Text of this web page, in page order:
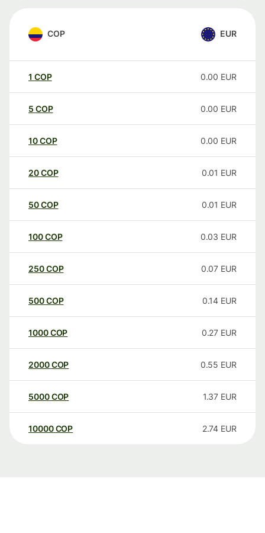
COP EUR
1 COP 0.00 EUR
5 COP 0.00 EUR
10COP 0.00 EUR
20COP 0.01 EUR
50COP 0.01 EUR
100COP 0.03 EUR
250COP 0.07 EUR
500COP 0.14 EUR
1000COP 0.27 EUR
2000COP 0.55 EUR
5000COP 1.37 EUR
10000 COP 2.74 EUR